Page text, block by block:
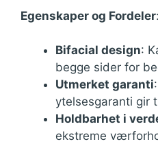
Egenskaper og Fordeler:
Bifacial design:
begge sider for
Utmerket garanti
ytelsesgaranti gir
Holdbarhet i
ekstreme